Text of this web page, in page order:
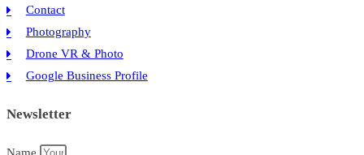
Contact
Photography
Drone VR & Photo
Google Business Profile
Newsletter